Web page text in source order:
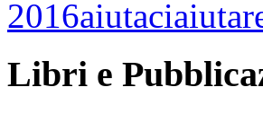
Libri e